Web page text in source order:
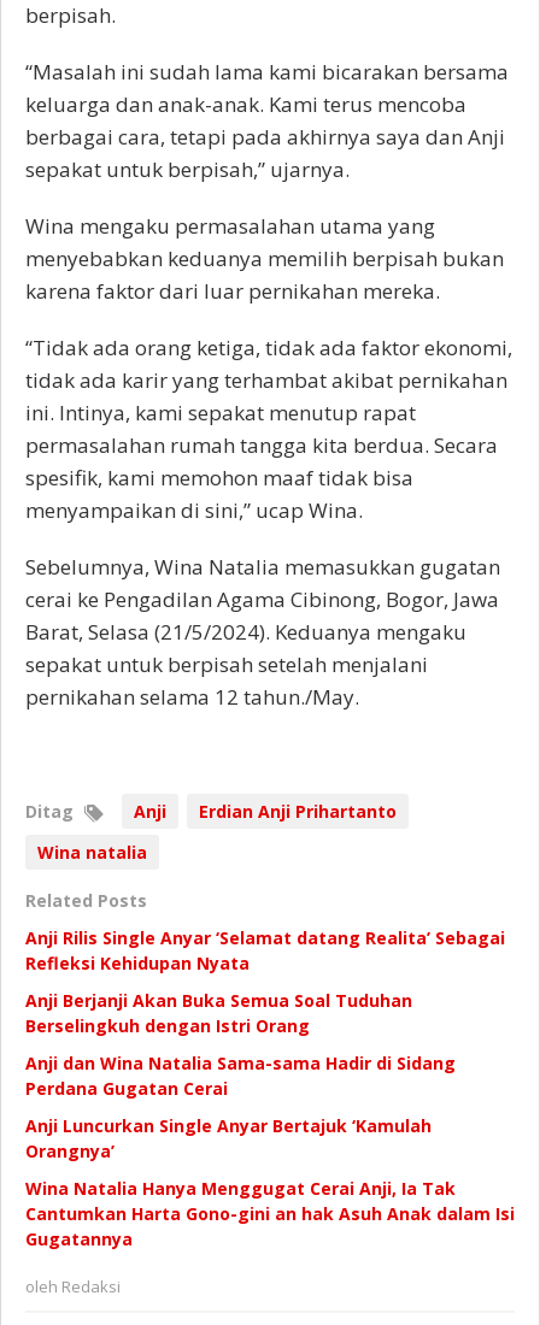
berpisah.
“Masalah ini sudah lama kami bicarakan bersama
keluarga dan anak-anak. Kami terus mencoba
berbagai cara, tetapi pada akhirnya saya dan Anji
sepakat untuk berpisah,” ujarnya.
Wina mengaku permasalahan utama yang
menyebabkan keduanya memilih berpisah bukan
karena faktor dari luar pernikahan mereka.
“Tidak ada orang ketiga, tidak ada faktor ekonomi,
tidak ada karir yang terhambat akibat pernikahan
ini. Intinya, kami sepakat menutup rapat
permasalahan rumah tangga kita berdua. Secara
spesifik, kami memohon maaf tidak bisa
menyampaikan di sini,” ucap Wina.
Sebelumnya, Wina Natalia memasukkan gugatan
cerai ke Pengadilan Agama Cibinong, Bogor, Jawa
Barat, Selasa (21/5/2024). Keduanya mengaku
sepakat untuk berpisah setelah menjalani
pernikahan selama 12 tahun./May.
Ditag Anji
Erdian Anji Prihartanto
Wina natalia
Related Posts
Anji Rilis Single Anyar ‘Selamat datang Realita’ Sebagai
Refleksi Kehidupan Nyata
Anji Berjanji Akan Buka Semua Soal Tuduhan
Berselingkuh dengan Istri Orang
Anji dan Wina Natalia Sama-sama Hadir di Sidang
Perdana Gugatan Cerai
Anji Luncurkan Single Anyar Bertajuk ‘Kamulah
Orangnya’
Wina Natalia Hanya Menggugat Cerai Anji, Ia Tak
Cantumkan Harta Gono-gini an hak Asuh Anak dalam Isi
Gugatannya
oleh Redaksi